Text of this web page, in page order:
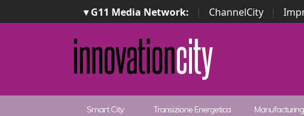
▾ G11 Media Network: | ChannelCity |
Smart City
Transizione Energetica
Manufacturing